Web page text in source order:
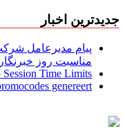
جدیدترین اخبار
پیام مدیرعامل
مناسبت روز خبرنگار ‌
Time Limits
genereert